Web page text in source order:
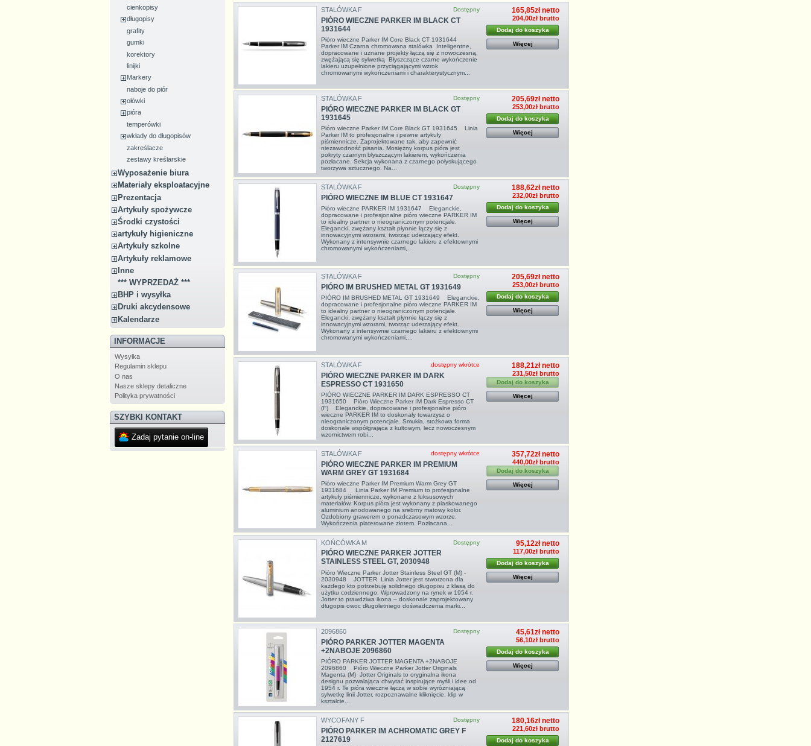
cienkopisy
długopisy
grafity
gumki
korektory
linijki
Markery
naboje do piór
ołówki
pióra
temperówki
wkłady do długopisów
zakreślacze
zestawy kreślarskie
Wyposażenie biura
Materiały eksploatacyjne
Prezentacja
Artykuły spożywcze
Środki czystości
artykuły higieniczne
Artykuły szkolne
Artykuły reklamowe
Inne
*** WYPRZEDAŻ ***
BHP i wysyłka
Druki akcydensowe
Kalendarze
INFORMACJE
Wysyłka
Regulamin sklepu
O nas
Nasze sklepy detaliczne
Polityka prywatności
SZYBKI KONTAKT
Zadaj pytanie on-line
Dostępny
STALÓWKA F
PIÓRO WIECZNE PARKER IM BLACK CT
1931644
Pióro wieczne Parker IM Core Black CT 1931644
Parker IM Czarna chromowana stalówka Inteligentne,
dopracowane i uznane projekty łączą się z nowoczesną,
zwężającą się sylwetką Błyszczące czarne wykończenie
lakieru uzupełnione przyciągającymi wzrok
chromowanymi wykończeniami i charakterystycznym...
165,85zł netto
204,00zł brutto
Dodaj do koszyka
Więcej
Dostępny
STALÓWKA F
PIÓRO WIECZNE PARKER IM BLACK GT
1931645
Pióro wieczne Parker IM Core Black GT 1931645 Linia
Parker IM to profesjonalne i pewne artykuły
piśmiennicze. Zaprojektowane tak, aby zapewnić
niezawodność pisania. Mosiężny korpus pióra jest
pokryty czarnym błyszczącym lakierem, wykończenia
pozłacane. Sekcja wykonana z czarnego połyskującego
tworzywa sztucznego. Na...
205,69zł netto
253,00zł brutto
Dodaj do koszyka
Więcej
Dostępny
STALÓWKA F
PIÓRO WIECZNE IM BLUE CT 1931647
Pióro wieczne PARKER IM 1931647 Eleganckie,
dopracowane i profesjonalne pióro wieczne PARKER IM
to idealny partner o nieograniczonym potencjale.
Elegancki, zwężany kształt płynnie łączy się z
innowacyjnymi wzorami, tworząc uderzający efekt.
Wykonany z intensywnie czarnego lakieru z efektownymi
chromowanymi wykończeniami,...
188,62zł netto
232,00zł brutto
Dodaj do koszyka
Więcej
Dostępny
STALÓWKA F
PIÓRO IM BRUSHED METAL GT 1931649
PIÓRO IM BRUSHED METAL GT 1931649 Eleganckie,
dopracowane i profesjonalne pióro wieczne PARKER IM
to idealny partner o nieograniczonym potencjale.
Elegancki, zwężany kształt płynnie łączy się z
innowacyjnymi wzorami, tworząc uderzający efekt.
Wykonany z intensywnie czarnego lakieru z efektownymi
chromowanymi wykończeniami,...
205,69zł netto
253,00zł brutto
Dodaj do koszyka
Więcej
dostępny wkrótce
STALÓWKA F
PIÓRO WIECZNE PARKER IM DARK
ESPRESSO CT 1931650
PIÓRO WIECZNE PARKER IM DARK ESPRESSO CT
1931650 Pióro Wieczne Parker IM Dark Espresso CT
(F) Eleganckie, dopracowane i profesjonalne pióro
wieczne PARKER IM to doskonały towarzysz o
nieograniczonym potencjale. Smukła, stożkowa forma
doskonale współgrająca z kultowym, lecz nowoczesnym
wzornictwem robi...
188,21zł netto
231,50zł brutto
Dodaj do koszyka
Więcej
dostępny wkrótce
STALÓWKA F
PIÓRO WIECZNE PARKER IM PREMIUM
WARM GREY GT 1931684
Pióro wieczne Parker IM Premium Warm Grey GT
1931684 Linia Parker IM Premium to profesjonalne
artykuły piśmiennicze, wykonane z luksusowych
materiałów. Korpus pióra jest wykonany z piaskowanego
aluminium anodowanego na srebrny matowy kolor.
Ozdobiony grawerem o ponadczasowym wzorze.
Wykończenia platerowane złotem. Pozłacana...
357,72zł netto
440,00zł brutto
Dodaj do koszyka
Więcej
Dostępny
KOŃCÓWKA M
PIÓRO WIECZNE PARKER JOTTER
STAINLESS STEEL GT, 2030948
Pióro Wieczne Parker Jotter Stainless Steel GT (M) -
2030948 JOTTER Linia Jotter jest stworzona dla
każdego kto potrzebuję solidnego długopisu z klasą do
użytku codziennego. Wprowadzony na rynek w 1954 r.
Jotter to prawdziwa ikona – doskonale zaprojektowany
długopis owoc długoletniego doświadczenia marki...
95,12zł netto
117,00zł brutto
Dodaj do koszyka
Więcej
Dostępny
2096860
PIÓRO PARKER JOTTER MAGENTA
+2NABOJE 2096860
PIÓRO PARKER JOTTER MAGENTA +2NABOJE
2096860 Pióro Wieczne Parker Jotter Originals
Magenta (M) Jotter Originals to oryginalna ikona
designu pozwalająca chwytać inspirujące myśli i idee od
1954 r. Te pióra wieczne łączą w sobie wyróżniającą
sylwetkę linii Jotter, rozpoznawalne kliknięcie, klip w
kształcie...
45,61zł netto
56,10zł brutto
Dodaj do koszyka
Więcej
Dostępny
WYCOFANY F
PIÓRO PARKER IM ACHROMATIC GREY F
2127619
180,16zł netto
221,60zł brutto
Dodaj do koszyka